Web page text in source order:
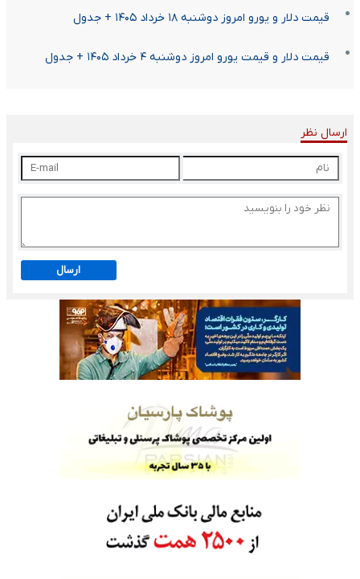
قیمت دلار و یورو امروز دوشنبه ۱۸ خرداد ۱۴۰۵ + جدول
قیمت دلار و قیمت یورو امروز دوشنبه ۴ خرداد ۱۴۰۵ + جدول
ارسال نظر
ارسال